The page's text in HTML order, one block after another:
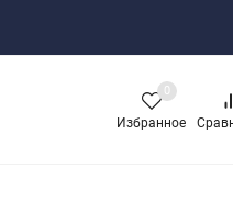
Избранное
0